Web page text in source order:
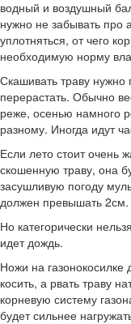
водный и воздушный
нужно не забывать про
уплотняться, от чего
необходимую норму
Скашивать траву нужно
перерастать. Обычно
реже, осенью намного
разному. Иногда идут
Если лето стоит очень
скошенную траву, она
засушливую погоду
должен превышать 2см.
Но категорически
идет дождь.
Ножи на
косить, а рвать траву
корневую систему
будет сильнее